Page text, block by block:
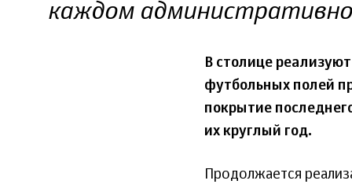
каждом
В столице
футбольных полей
покрытие
их круглый год.
Продолжается